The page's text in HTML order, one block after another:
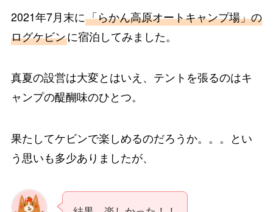
2021年7月末に「らかん高原オートキャンプ場」の
ログケビンに宿泊してみました。
真夏の設営は大変とはいえ、テントを張るのはキ
ャンプの醍醐味のひとつ。
果たしてケビンで楽しめるのだろうか。。。とい
う思いも多少ありましたが、